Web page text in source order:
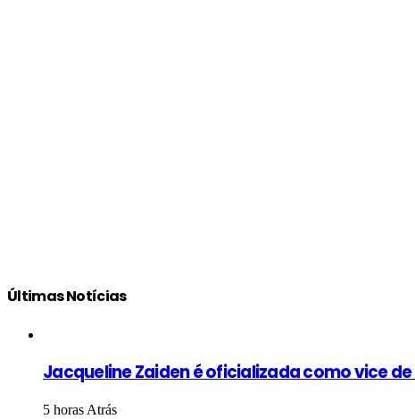
Últimas Notícias
Jacqueline Zaiden é oficializada como vice
5 horas Atrás